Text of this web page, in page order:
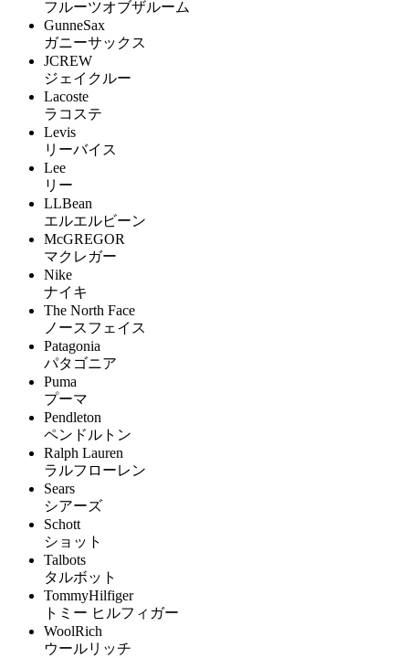
フルーツオブザルーム
GunneSax
ガニーサックス
JCREW
ジェイクルー
Lacoste
ラコステ
Levis
リーバイス
Lee
リー
LLBean
エルエルビーン
McGREGOR
マクレガー
Nike
ナイキ
The North Face
ノースフェイス
Patagonia
パタゴニア
Puma
プーマ
Pendleton
ペンドルトン
Ralph Lauren
ラルフローレン
Sears
シアーズ
Schott
ショット
Talbots
タルボット
TommyHilfiger
トミー ヒルフィガー
WoolRich
ウールリッチ